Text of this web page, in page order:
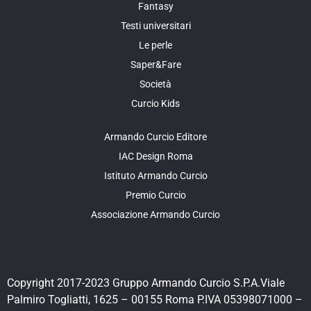
Fantasy
Testi universitari
Le perle
Saper&Fare
Società
Curcio Kids
Armando Curcio Editore
IAC Design Roma
Istituto Armando Curcio
Premio Curcio
Associazione Armando Curcio
Copyright 2017-2023 Gruppo Armando Curcio S.P.A.Viale
Palmiro Togliatti, 1625 – 00155 Roma P.IVA 05398071000 –